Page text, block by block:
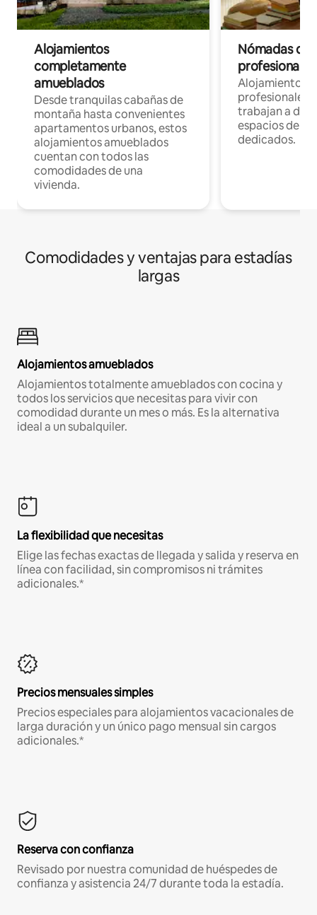
Alojamientos
completamente
amueblados
Desde tranquilas cabañas de
montaña hasta convenientes
apartamentos urbanos, estos
alojamientos amueblados
cuentan con todos las
comodidades de una
vivienda.
Nómadas
Alojamientos
profesionales
trabajan a
espacios de
dedicados.
Comodidades y ventajas para estadías
largas
Alojamientos amueblados
Alojamientos totalmente amueblados con cocina y
todos los servicios que necesitas para vivir con
comodidad durante un mes o más. Es la alternativa
ideal a un subalquiler.
La flexibilidad que necesitas
Elige las fechas exactas de llegada y salida y reserva en
línea con facilidad, sin compromisos ni trámites
adicionales.*
Precios mensuales simples
Precios especiales para alojamientos vacacionales de
larga duración y un único pago mensual sin cargos
adicionales.*
Reserva con confianza
Revisado por nuestra comunidad de huéspedes de
confianza y asistencia 24/7 durante toda la estadía.